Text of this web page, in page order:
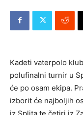
Kadeti vaterpolo
polufinalni turnir u
će po osam ekipa.
izborit će najboljih
iz Splita te četiri iz